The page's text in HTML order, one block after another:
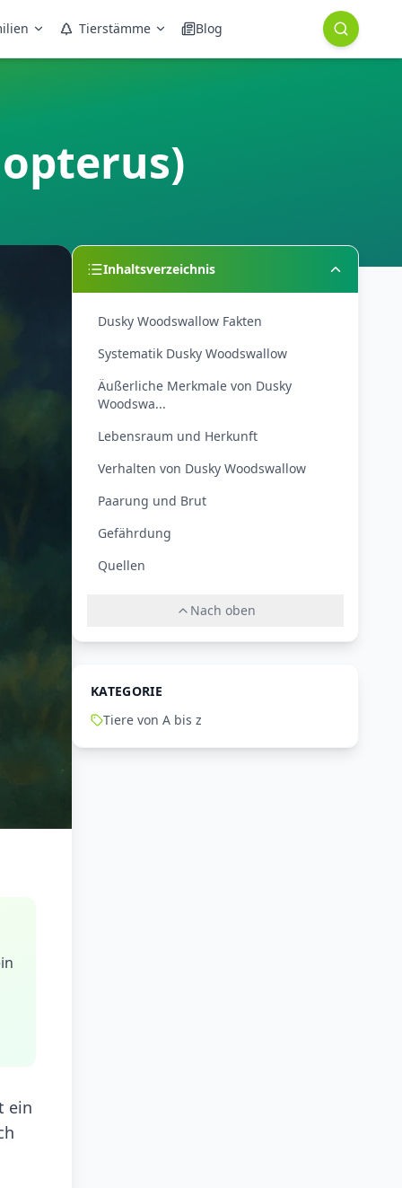
Tierstämme Blog
ein
Inhaltsverzeichnis
Dusky Woodswallow Fakten
Systematik Dusky Woodswallow
Äußerliche Merkmale von Dusky
Woodswa...
Lebensraum und Herkunft
Verhalten von Dusky Woodswallow
Paarung und Brut
Gefährdung
Quellen
Nach oben
KATEGORIE
Tiere von A bis z